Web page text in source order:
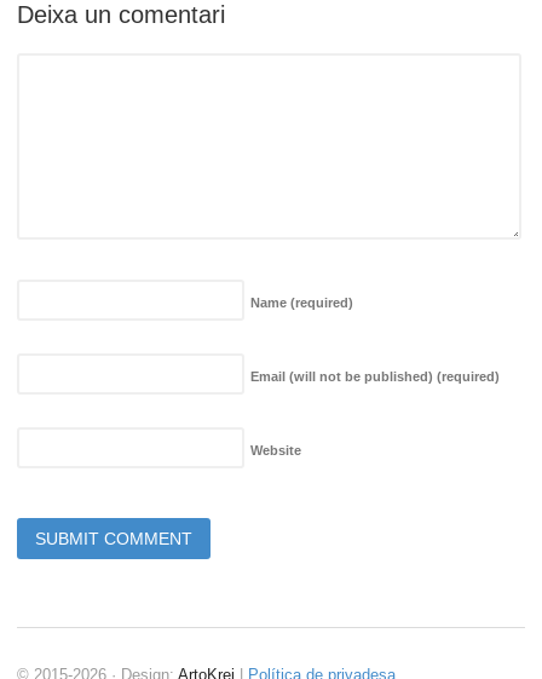
Deixa un comentari
Name (required)
Email (will not be published) (required)
Website
© 2015-2026 · Design: ArtoKrei Política de privadesa